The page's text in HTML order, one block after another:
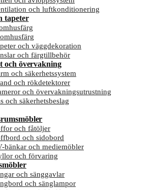
och luftkonditionering
tapeter
och väggdekoration
och färgtillbehör
och övervakning
och säkerhetssystem
och rökdetektorer
och övervakningsutrustning
och säkerhetsbeslag
och fåtöljer
och sidobord
bänkar och mediemöbler
och förvaring
och sänggavlar
och sänglampor